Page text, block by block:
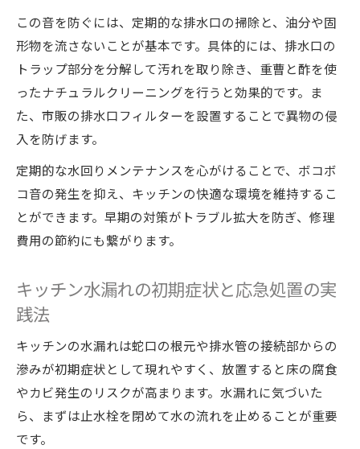
応急処置と水回りメンテナンスの判断基準
を解説
水回りメンテナンスで快適キッチンを実現
する方法
蛇口のポタポタ問題も自力で解消できる方法
蛇口のポタポタは水回りメンテナンスで直
せる？
自分でできる蛇口の水回りメンテナンス入
門
ポタポタ水漏れ時の水回りメンテナンス手
水回りメンテナンスで蛇口トラブルの再発
蛇口修理に必要な水回りメンテナンスの基
礎知識
TOTO水栓のフィルター掃除や部品交換の実践知
識
この音を防ぐには、定期的な排水口の掃除と、油分や固
形物を流さないことが基本です。具体的には、排水口の
トラップ部分を分解して汚れを取り除き、重曹と酢を使
ったナチュラルクリーニングを行うと効果的です。ま
た、市販の排水口フィルターを設置することで異物の侵
入を防げます。
定期的な水回りメンテナンスを心がけることで、ボコボ
コ音の発生を抑え、キッチンの快適な環境を維持するこ
とができます。早期の対策がトラブル拡大を防ぎ、修理
費用の節約にも繋がります。
キッチン水漏れの初期症状と応急処置の実
践法
キッチンの水漏れは蛇口の根元や排水管の接続部からの
滲みが初期症状として現れやすく、放置すると床の腐食
やカビ発生のリスクが高まります。水漏れに気づいた
ら、まずは止水栓を閉めて水の流れを止めることが重要
です。